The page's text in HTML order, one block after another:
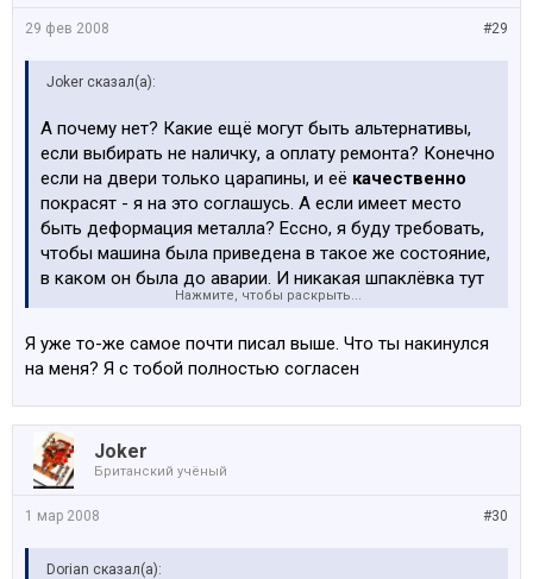
#29
29 фев 2008
Joker сказал(а):
А почему нет? Какие ещё могут быть альтернативы,
если выбирать не наличку, а оплату ремонта? Конечно
если на двери только царапины, и её качественно
покрасят - я на это соглашусь. А если имеет место
быть деформация металла? Ессно, я буду требовать,
чтобы машина была приведена в такое же состояние,
в каком он была до аварии. И никакая шпаклёвка тут
не катит, поскольку она понижает стоимость машины,
должны соглашаться на это? Чтобы сэкономить
деньги страховой компании?
Пусть меняют и
точка. Не согласны новые оплачивать двери, пусть
предоставят б/у в идеальном состоянии. и т.д.
Страховщики садятся нам на шею из-за нашей же
робости и нерешительности.
Нажмите, чтобы раскрыть...
Я уже то-же самое почти писал выше. Что ты накинулся
на меня? Я с тобой полностью согласен
Joker
Британский учёный
#30
1 мар 2008
Dorian сказал(а):